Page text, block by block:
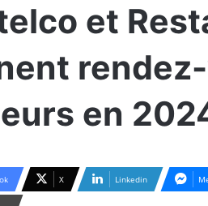
et
en
X Linkedin